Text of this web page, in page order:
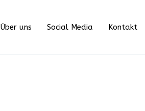
Über uns Social Media Kontakt